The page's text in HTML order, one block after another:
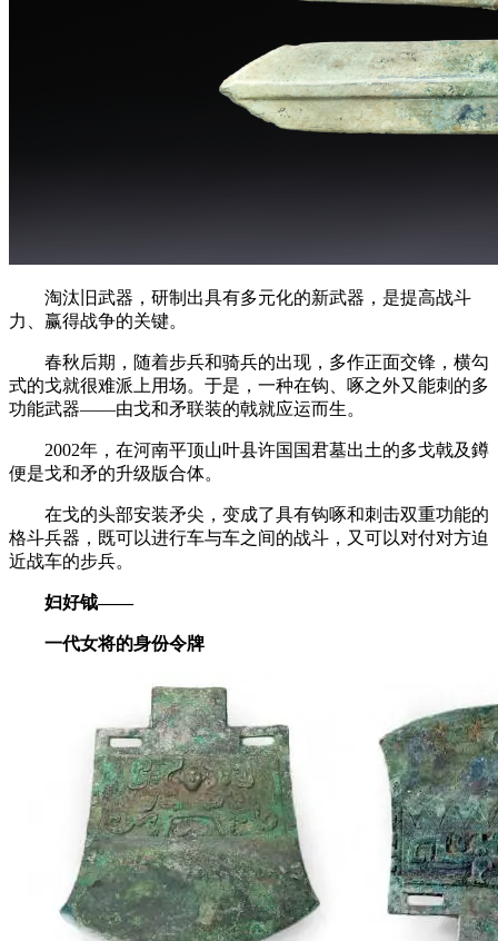
淘汰旧武器，研制出具有多元化的新武器，是提高战斗
力、赢得战争的关键。
春秋后期，随着步兵和骑兵的出现，多作正面交锋，横勾
式的戈就很难派上用场。于是，一种在钩、啄之外又能刺的多
功能武器——由戈和矛联装的戟就应运而生。
2002年，在河南平顶山叶县许国国君墓出土的多戈戟及鐏
便是戈和矛的升级版合体。
在戈的头部安装矛尖，变成了具有钩啄和刺击双重功能的
格斗兵器，既可以进行车与车之间的战斗，又可以对付对方迫
近战车的步兵。
妇好钺——
一代女将的身份令牌